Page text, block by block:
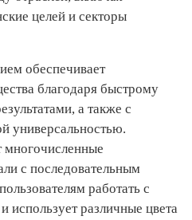
целей и секторы
обеспечивает
благодаря быстрому
а также с
универсальностью.
многочисленные
с последовательным
работать с
использует различные цвета